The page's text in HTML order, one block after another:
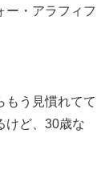
ー・アラフィフ
もう見慣れてて
けど、30歳な